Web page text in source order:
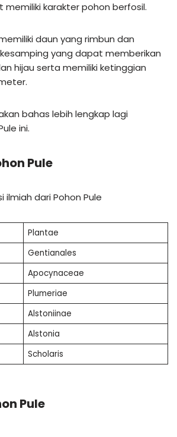
karakter pohon berfosil.
daun yang rimbun dan
yang dapat memberikan
hijau serta memiliki ketinggian
bahas lebih lengkap lagi
ini.
Pule
ilmiah dari Pohon Pule
Plantae
Gentianales
Apocynaceae
Plumeriae
Alstoniinae
Alstonia
Scholaris
Pule